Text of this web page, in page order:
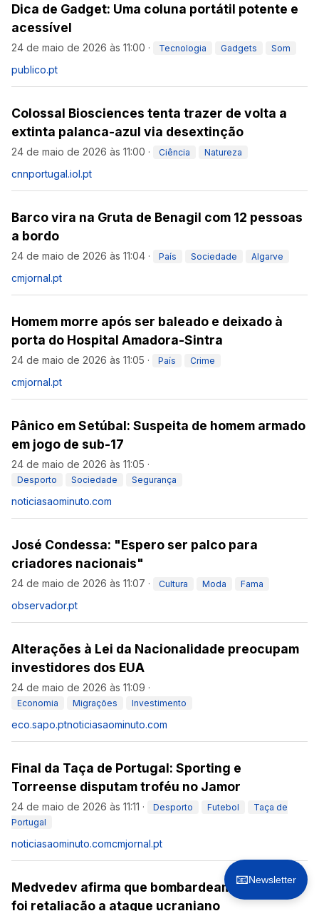
Dica de Gadget: Uma coluna portátil potente e
acessível
24 de maio de 2026 às 11:00 · Tecnologia Gadgets Som
publico.pt
Colossal Biosciences tenta trazer de volta a
extinta palanca-azul via desextinção
24 de maio de 2026 às 11:00 · Ciência Natureza
cnnportugal.iol.pt
Barco vira na Gruta de Benagil com 12 pessoas
a bordo
24 de maio de 2026 às 11:04 · País Sociedade Algarve
cmjornal.pt
Homem morre após ser baleado e deixado à
porta do Hospital Amadora-Sintra
24 de maio de 2026 às 11:05 · País Crime
cmjornal.pt
Pânico em Setúbal: Suspeita de homem armado
em jogo de sub-17
24 de maio de 2026 às 11:05 ·
Desporto Sociedade Segurança
noticiasaominuto.com
José Condessa: "Espero ser palco para
criadores nacionais"
24 de maio de 2026 às 11:07 · Cultura Moda Fama
observador.pt
Alterações à Lei da Nacionalidade preocupam
investidores dos EUA
24 de maio de 2026 às 11:09 ·
Economia Migrações Investimento
eco.sapo.ptnoticiasaominuto.com
Final da Taça de Portugal: Sporting e
Torreense disputam troféu no Jamor
24 de maio de 2026 às 11:11 · Desporto Futebol
Taça de
Portugal
noticiasaominuto.comcmjornal.pt
Medvedev afirma que bombardeamento russo
foi retaliação a ataque ucraniano
📧Newsletter